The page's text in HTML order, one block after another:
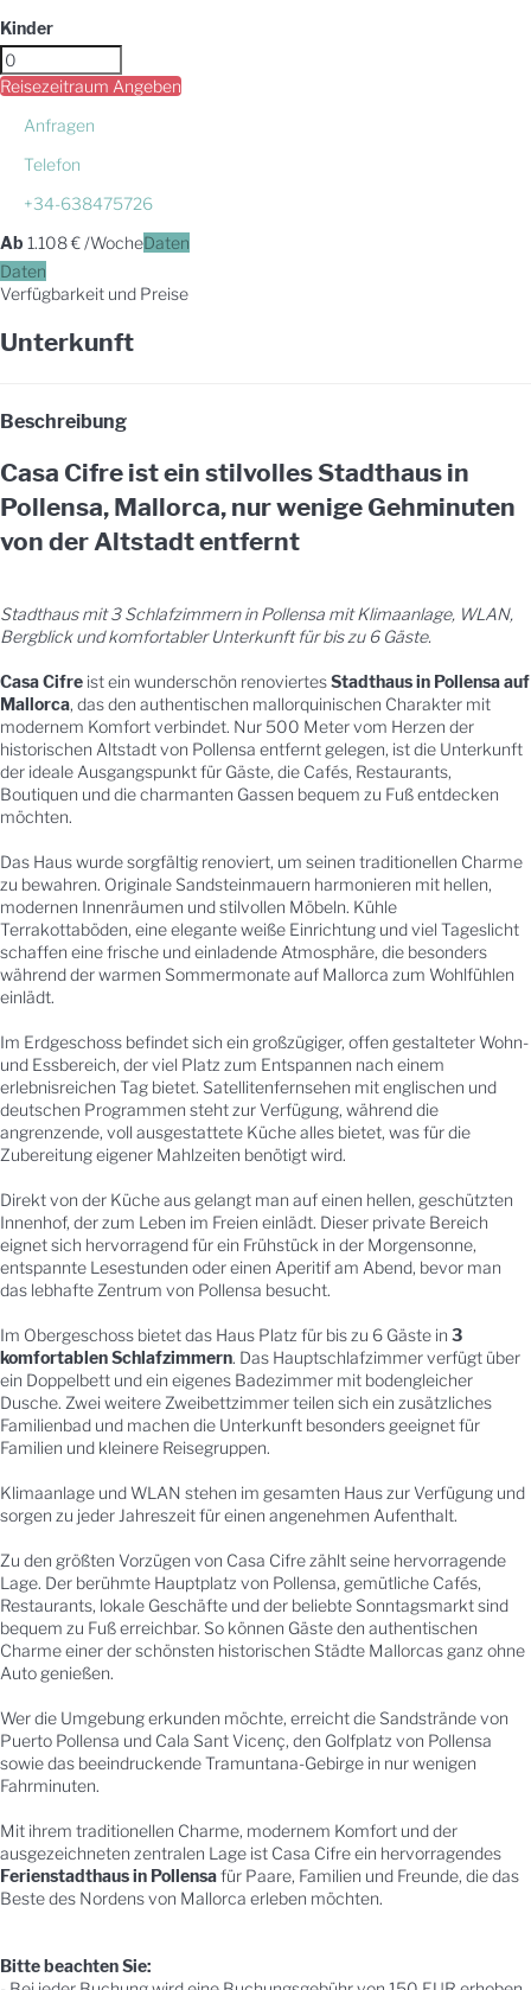
Kinder
Reisezeitraum Angeben
Anfragen
Telefon
+34-638475726
Ab 1.108€/WocheDaten
Daten
Verfügbarkeit und Preise
Unterkunft
Beschreibung
Casa Cifre ist ein stilvolles Stadthaus in
Pollensa, Mallorca, nur wenige Gehminuten
von der Altstadt entfernt
Stadthaus mit 3 Schlafzimmern in Pollensa mit Klimaanlage, WLAN,
Bergblick und komfortabler Unterkunft für bis zu 6 Gäste.
Casa Cifre ist ein wunderschön renoviertesStadthaus in Pollensa auf
Mallorca, das den authentischen mallorquinischen Charakter mit
modernem Komfort verbindet. Nur 500 Meter vom Herzen der
historischen Altstadt von Pollensa entfernt gelegen, ist die Unterkunft
der ideale Ausgangspunkt für Gäste, die Cafés, Restaurants,
Boutiquen und die charmanten Gassen bequem zu Fuß entdecken
möchten.
Das Haus wurde sorgfältig renoviert, um seinen traditionellen Charme
zu bewahren. Originale Sandsteinmauern harmonieren mit hellen,
modernen Innenräumen und stilvollen Möbeln. Kühle
Terrakottaböden, eine elegante weiße Einrichtung und viel Tageslicht
schaffen eine frische und einladende Atmosphäre, die besonders
während der warmen Sommermonate auf Mallorca zum Wohlfühlen
einlädt.
Im Erdgeschoss befindet sich ein großzügiger, offen gestalteter Wohn-
und Essbereich, der viel Platz zum Entspannen nach einem
erlebnisreichen Tag bietet. Satellitenfernsehen mit englischen und
deutschen Programmen steht zur Verfügung, während die
angrenzende, voll ausgestattete Küche alles bietet, was für die
Zubereitung eigener Mahlzeiten benötigt wird.
Direkt von der Küche aus gelangt man auf einen hellen, geschützten
Innenhof, der zum Leben im Freien einlädt. Dieser private Bereich
eignet sich hervorragend für ein Frühstück in der Morgensonne,
entspannte Lesestunden oder einen Aperitif am Abend, bevor man
das lebhafte Zentrum von Pollensa besucht.
Im Obergeschoss bietet das Haus Platz für bis zu 6 Gäste in 3
komfortablen Schlafzimmern. Das Hauptschlafzimmer verfügt über
ein Doppelbett und ein eigenes Badezimmer mit bodengleicher
Dusche. Zwei weitere Zweibettzimmer teilen sich ein zusätzliches
Familienbad und machen die Unterkunft besonders geeignet für
Familien und kleinere Reisegruppen.
Klimaanlage und WLAN stehen im gesamten Haus zur Verfügung und
sorgen zu jeder Jahreszeit für einen angenehmen Aufenthalt.
Zu den größten Vorzügen von Casa Cifre zählt seine hervorragende
Lage. Der berühmte Hauptplatz von Pollensa, gemütliche Cafés,
Restaurants, lokale Geschäfte und der beliebte Sonntagsmarkt sind
bequem zu Fuß erreichbar. So können Gäste den authentischen
Charme einer der schönsten historischen Städte Mallorcas ganz ohne
Auto genießen.
Wer die Umgebung erkunden möchte, erreicht die Sandstrände von
Puerto Pollensa und Cala Sant Vicenç, den Golfplatz von Pollensa
sowie das beeindruckende Tramuntana-Gebirge in nur wenigen
Fahrminuten.
Mit ihrem traditionellen Charme, modernem Komfort und der
ausgezeichneten zentralen Lage ist Casa Cifre ein hervorragendes
Ferienstadthaus in Pollensafür Paare, Familien und Freunde, die das
Beste des Nordens von Mallorca erleben möchten.
Bitte beachten Sie: